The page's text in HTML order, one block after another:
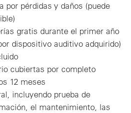
por pérdidas y daños (puede
gratis durante el primer año
dispositivo auditivo adquirido)
cubiertas por completo
12 meses
incluyendo prueba de
el mantenimiento, las